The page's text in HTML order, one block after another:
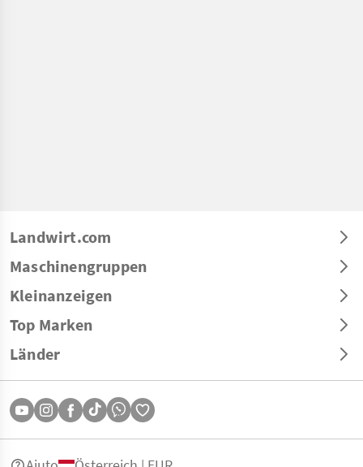
Landwirt.com
Maschinengruppen
Kleinanzeigen
Top Marken
Länder